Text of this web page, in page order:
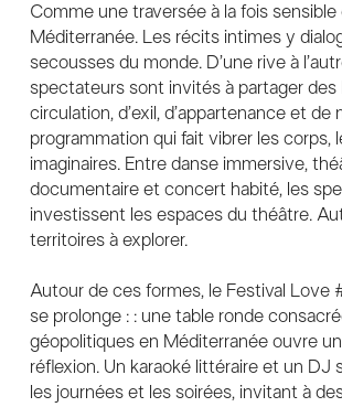
Comme une traversée à la fois
Méditerranée. Les récits intimes y
secousses du monde. D’une rive à
spectateurs sont invités à partager des
circulation, d’exil, d’appartenance et de
programmation qui fait vibrer les corps,
imaginaires. Entre danse immersive,
documentaire et concert habité, les
investissent les espaces du théâtre.
territoires à explorer.
Autour de ces formes, le Festival Love
se prolonge : : une table ronde
géopolitiques en Méditerranée ouvre
réflexion. Un karaoké littéraire et un DJ
les journées et les soirées, invitant à